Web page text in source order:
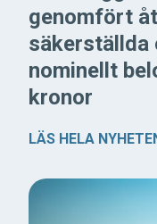
genomfört
nominellt
kronor
LÄS HELA